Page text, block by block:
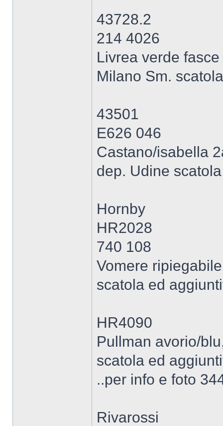
43728.2
214 4026
Livrea verde
Milano Sm.
43501
E626 046
Castano/isabella
dep. Udine
Hornby
HR2028
740 108
Vomere
scatola ed
HR4090
Pullman avorio/
scatola ed
..per info e foto
Rivarossi